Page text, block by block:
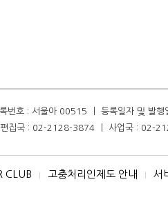
번호 : 서울아 00515 ㅣ 등록일자 및 발
편집국 : 02-2128-3874 ㅣ 사업국 : 02-
CLUB I 고충처리인제도 안내 I 서